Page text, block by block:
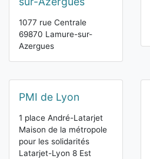
1077 rue Centrale
69870 Lamure-sur-
Azergues
PMI de Lyon
1 place André-Latarjet
Maison de la métropole
pour les solidarités
Latarjet-Lyon 8 Est